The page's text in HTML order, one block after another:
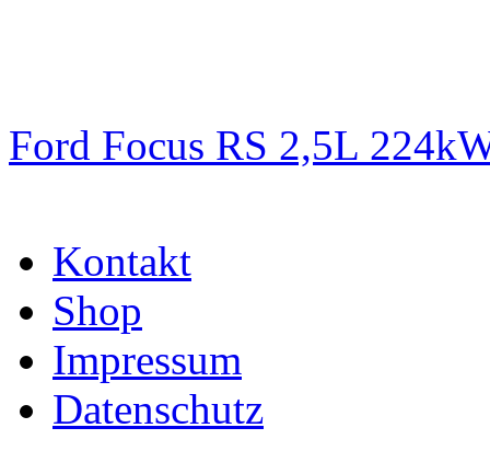
Ford Focus RS 2,5L
Kontakt
Shop
Impressum
Datenschutz